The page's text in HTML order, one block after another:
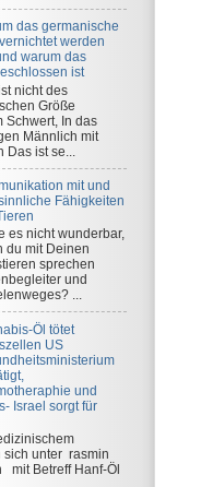
das germanische
werden
warum das
ist
nicht des
Größe
Schwert, In das
Männlich mit
ist se...
mit und
Fähigkeiten
es nicht wunderbar,
du mit Deinen
sprechen
und
...
Öl tötet
US
und
Israel sorgt für
sich unter rasmin
mit Betreff Hanf-Öl